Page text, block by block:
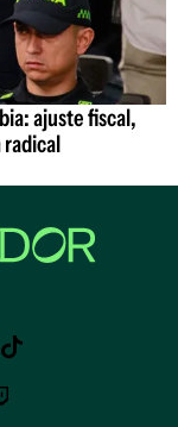
ajuste fiscal,